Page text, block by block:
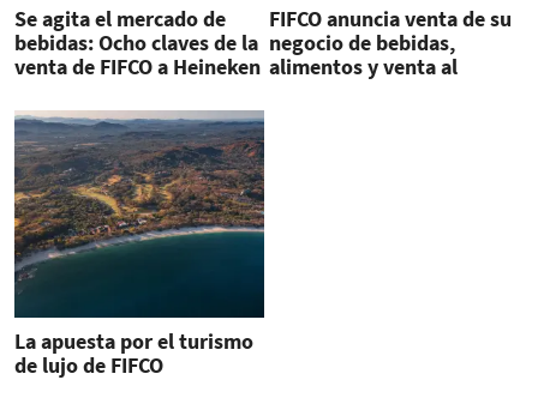
Se agita el mercado de
bebidas: Ocho claves de la
venta de FIFCO a Heineken
FIFCO anuncia venta de su
negocio de bebidas,
alimentos y venta al
La apuesta por el turismo
de lujo de FIFCO